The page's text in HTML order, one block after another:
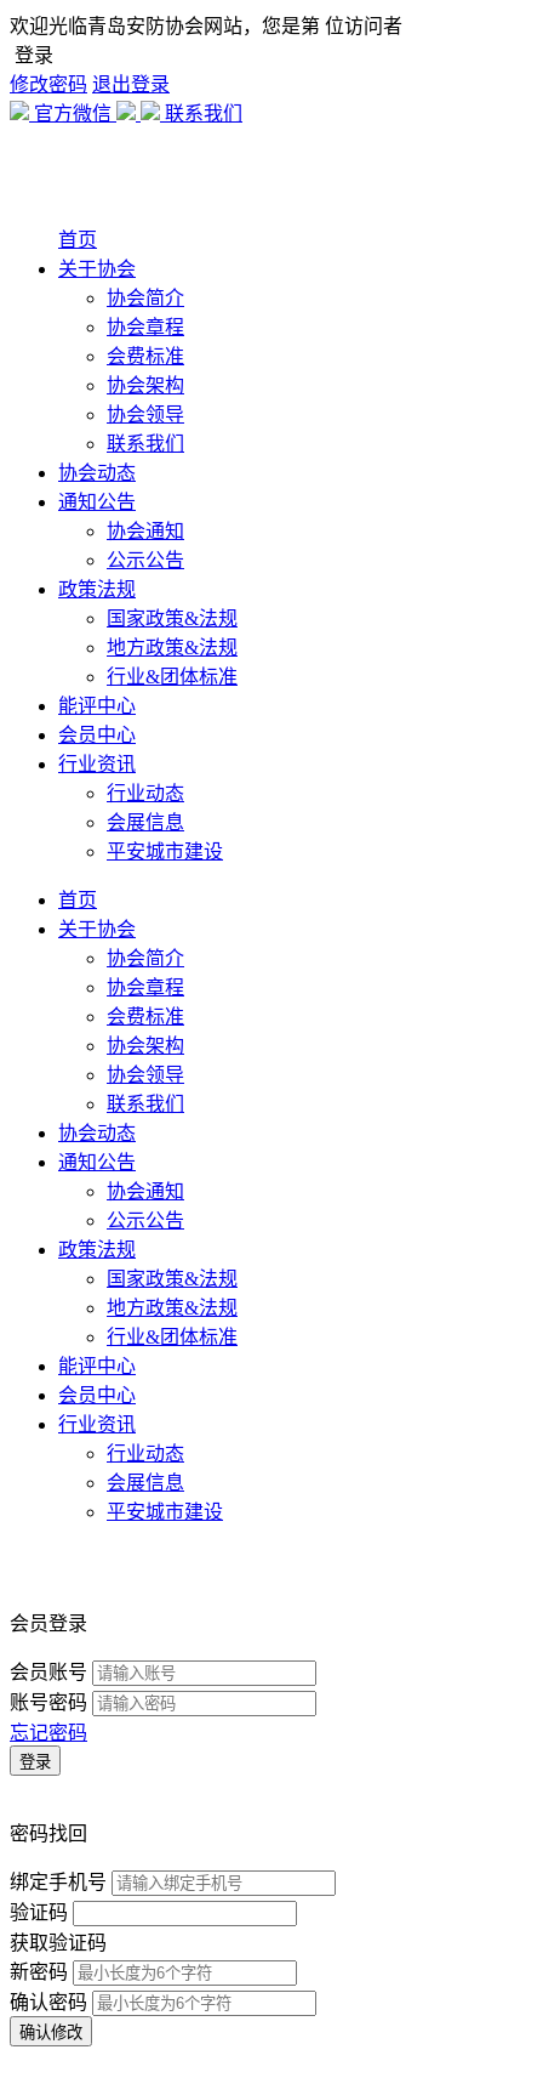
欢迎光临青岛安防协会网站，您是第 位访问者
登录
修改密码 退出登录
官方微信
联系我们
首页
关于协会
协会简介
协会章程
会费标准
协会架构
协会领导
联系我们
协会动态
通知公告
协会通知
公示公告
政策法规
国家政策&法规
地方政策&法规
行业&团体标准
能评中心
会员中心
行业资讯
行业动态
会展信息
平安城市建设
首页
关于协会
协会简介
协会章程
会费标准
协会架构
协会领导
联系我们
协会动态
通知公告
协会通知
公示公告
政策法规
国家政策&法规
地方政策&法规
行业&团体标准
能评中心
会员中心
行业资讯
行业动态
会展信息
平安城市建设
会员登录
会员账号
账号密码
忘记密码
登录
密码找回
绑定手机号
验证码
获取验证码
新密码
确认密码
确认修改